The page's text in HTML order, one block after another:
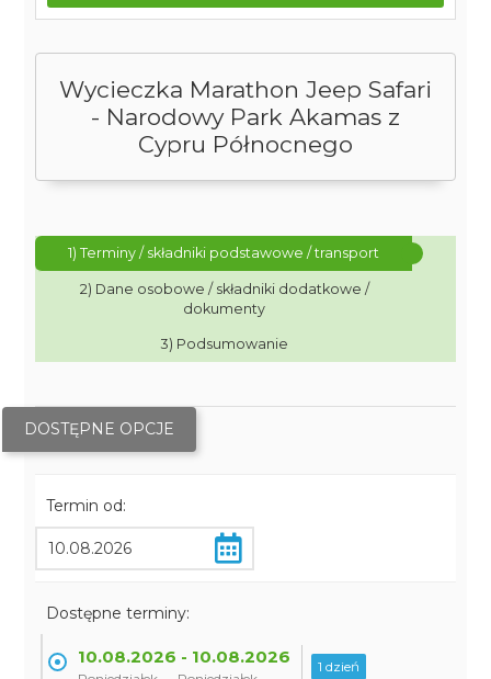
Wycieczka Marathon Jeep Safari
- Narodowy Park Akamas z
Cypru Północnego
1) Terminy / składniki podstawowe / transport
2) Dane osobowe / składniki dodatkowe /
dokumenty
3) Podsumowanie
DOSTĘPNE OPCJE
Termin od:
Dostępne terminy:
10.08.2026 - 10.08.2026 1 dzień